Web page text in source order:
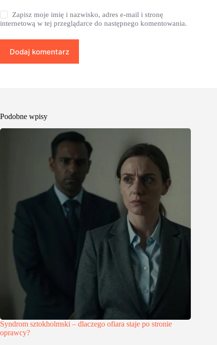
Zapisz moje imię i nazwisko, adres e-mail i stronę
internetową w tej przeglądarce do następnego komentowania.
Dodaj komentarz
Podobne wpisy
Syndrom sztokholmski – dlaczego ofiara staje po stronie
oprawcy?